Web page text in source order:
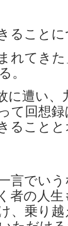
ること
れてき
。
に遭い
て回想
ること
言でい
者の人
、乗り